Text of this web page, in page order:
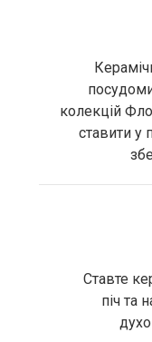
колекцій
ставити у
Ставте
піч та